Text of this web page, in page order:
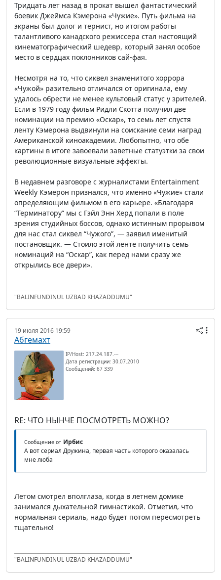
Тридцать лет назад в прокат вышел фантастический
боевик Джеймса Кэмерона «Чужие». Путь фильма на
экраны был долог и тернист, но итогом работы
талантливого канадского режиссера стал настоящий
кинематографический шедевр, который занял особое
место в сердцах поклонников сай-фая.
Несмотря на то, что сиквел знаменитого хоррора
«Чужой» разительно отличался от оригинала, ему
удалось обрести не менее культовый статус у зрителей.
Если в 1979 году фильм Ридли Скотта получил две
номинации на премию «Оскар», то семь лет спустя
ленту Кэмерона выдвинули на соискание семи наград
Американской киноакадемии. Любопытно, что обе
картины в итоге завоевали заветные статуэтки за свои
революционные визуальные эффекты.
В недавнем разговоре с журналистами Entertainment
Weekly Кэмерон признался, что именно «Чужие» стали
определяющим фильмом в его карьере. «Благодаря
“Терминатору” мы с Гэйл Энн Херд попали в поле
зрения студийных боссов, однако истинным прорывом
для нас стал сиквел “Чужого”, — заявил именитый
постановщик. — Стоило этой ленте получить семь
номинаций на “Оскар”, как перед нами сразу же
открылись все двери».
"BALINFUNDINUL UZBAD KHAZADDUMU"
19 июля 2016 19:59
Абгемахт
IP/Host: 217.24.187.---
Дата регистрации: 30.07.2010
Сообщений: 67 339
RE: ЧТО НЫНЧЕ ПОСМОТРЕТЬ МОЖНО?
Сообщение от Ирбис
А вот сериал Дружина, первая часть которого оказалась
мне люба
Летом смотрел вполглаза, когда в летнем домике
занимался дыхательной гимнастикой. Отметил, что
нормальная сериаль, надо будет потом пересмотреть
тщательно!
"BALINFUNDINUL UZBAD KHAZADDUMU"